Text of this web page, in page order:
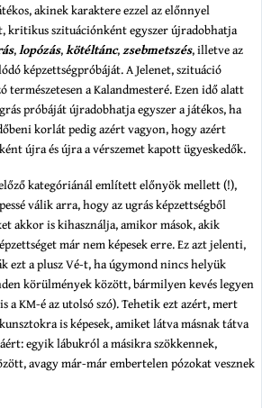
akinek karaktere ezzel az előnnyel
kritikus szituációnként egyszer újradobhatja
,lopózás,kötéltánc,zsebmetszés, illetve az
képzettségpróbáját. A Jelenet, szituáció
természetesen a Kalandmesteré. Ezen idő alatt
próbáját újradobhatja egyszer a játékos, ha
korlát pedig azért vagyon, hogy azért
újra és újra a vérszemet kapott ügyeskedők.
kategóriánál említett előnyök mellett (!),
válik arra, hogy az ugrás képzettségből
akkor is kihasználja, amikor mások, akik
már nem képesek erre. Ez azt jelenti,
ezt a plusz Vé-t, ha úgymond nincs helyük
körülmények között, bármilyen kevés legyen
a KM-é az utolsó szó). Tehetik ezt azért, mert
is képesek, amiket látva másnak tátva
egyik lábukról a másikra szökkennek,
avagy már-már embertelen pózokat vesznek